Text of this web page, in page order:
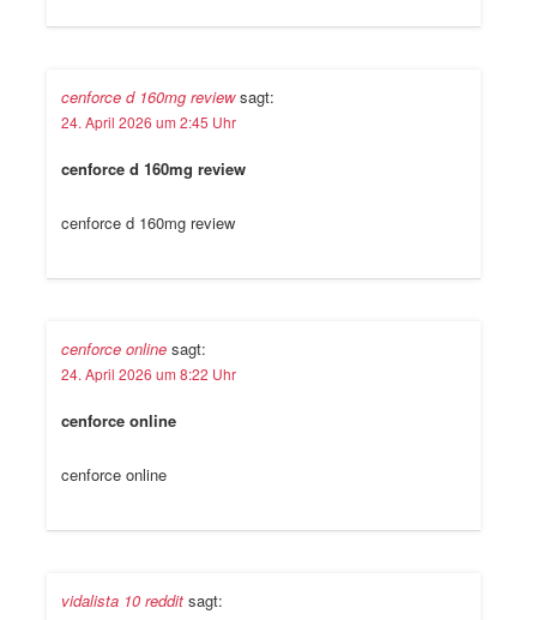
cenforce d 160mg review sagt:
24. April 2026 um 2:45 Uhr
cenforce d 160mg review
cenforce d 160mg review
cenforce online sagt:
24. April 2026 um 8:22 Uhr
cenforce online
cenforce online
vidalista 10 reddit sagt: